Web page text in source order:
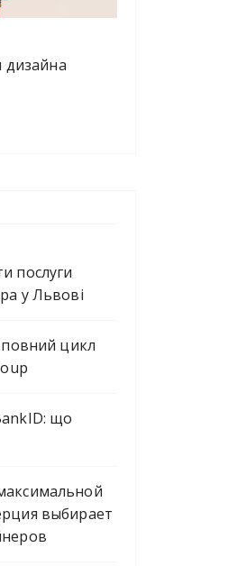
послуги
у Львові
повний цикл
що
выбирает